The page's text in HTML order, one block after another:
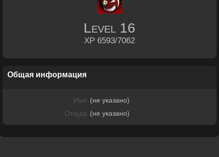
Level 16
XP 6593/7062
Общая информация
Имя (не указано)
Откуда (не указано)